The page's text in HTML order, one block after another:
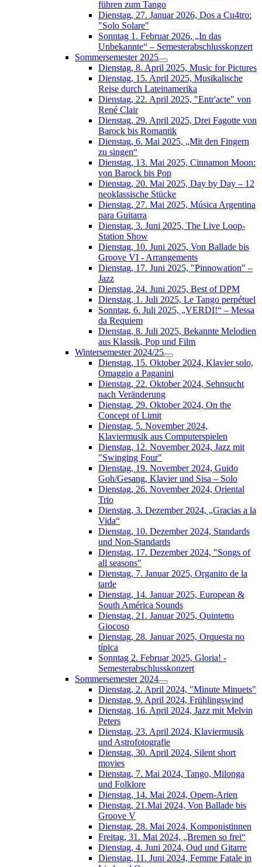
führen zum Tango
Dienstag, 27. Januar 2026, Dos a Cu4tro:
"Solo Solare"
Sonntag 1. Februar 2026, „In das
Unbekannte“ – Semesterabschlusskonzert
Sommersemester 2025
Dienstag, 8. April 2025, Music for Pictures
Dienstag, 15. April 2025, Musikalische
Reise durch Lateinamerika
Dienstag, 22. April 2025, "Entr'acte" von
René Clair
Dienstag, 29. April 2025, Drei Fagotte von
Barock bis Romantik
Dienstag, 6. Mai 2025, „Mit den Fingern
zu singen“
Dienstag, 13. Mai 2025, Cinnamon Moon:
von Barock bis Pop
Dienstag, 20. Mai 2025, Day by Day – 12
neoklassische Stücke
Dienstag, 27. Mai 2025, Música Argentina
para Guitarra
Dienstag, 3. Juni 2025, The Live Loop-
Station Show
Dienstag, 10. Juni 2025, Von Ballade bis
Groove VI - Arrangements
Dienstag, 17. Juni 2025, "Pinnowation" –
Jazz
Dienstag, 24. Juni 2025, Best of DPM
Dienstag, 1. Juli 2025, Le Tango perpétuel
Sonntag, 6. Juli 2025, „VERDI!“ – Messa
da Requiem
Dienstag, 8. Juli 2025, Bekannte Melodien
aus Klassik, Pop und Film
Wintersemester 2024/25
Dienstag, 15. Oktober 2024, Klavier solo,
Omaggio a Paganini
Dienstag, 22. Oktober 2024, Sehnsucht
nach Veränderung
Dienstag, 29. Oktober 2024, On the
Concept of Limit
Dienstag, 5. November 2024,
Klaviermusik aus Computerspielen
Dienstag, 12. November 2024, Jazz mit
"Swinging Four"
Dienstag, 19. November 2024, Guido
Goh/Gesang, Klavier und Sisa – Solo
Dienstag, 26. November 2024, Oriental
Trio
Dienstag, 3. Dezember 2024, „Gracias a la
Vida“
Dienstag, 10. Dezember 2024, Standards
und Non-Standards
Dienstag, 17. Dezember 2024, "Songs of
all seasons"
Dienstag, 7. Januar 2025, Organito de la
tarde
Dienstag, 14. Januar 2025, European &
South América Sounds
Dienstag, 21. Januar 2025, Quintetto
Giocoso
Dienstag, 28. Januar 2025, Orquesta no
típica
Sonntag 2. Februar 2025, Gloria! -
Semesterabschlusskonzert
Sommersemester 2024
Dienstag, 2. April 2024, "Minute Minuets"
Dienstag, 9. April 2024, Frühlingswind
Dienstag, 16. April 2024, Jazz mit Melvin
Peters
Dienstag, 23. April 2024, Klaviermusik
und Astrofotografie
Dienstag, 30. April 2024, Silent short
movies
Dienstag, 7. Mai 2024, Tango, Milonga
und Folklore
Dienstag, 14. Mai 2024, Opern-Arien
Dienstag, 21.Mai 2024, Von Ballade bis
Groove V
Dienstag, 28. Mai 2024, Komponistinnen
Freitag, 31. Mai 2024, „Bremen so frei“
Dienstag, 4. Juni 2024, Oud und Gitarre
Dienstag, 11. Juni 2024, Femme Fatale in